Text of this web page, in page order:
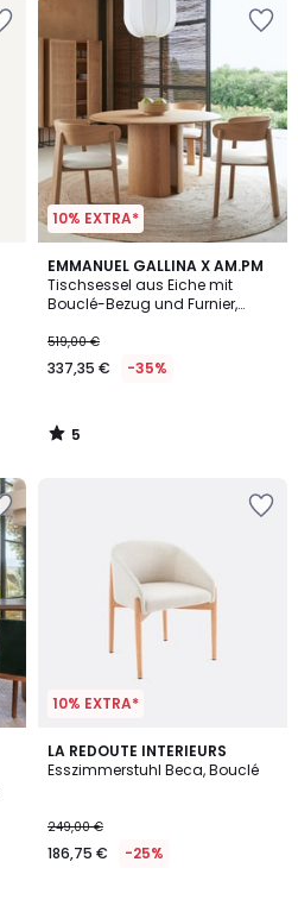
10% EXTRA*
EMMANUEL GALLINA X AM.PM
Tischsessel aus Eiche mit
Bouclé-Bezug und Furnier,
519,00 €
337,35 € -35%
5
/
5
5
/
10% EXTRA*
LA REDOUTE INTERIEURS
Esszimmerstuhl Beca, Bouclé
249,00 €
186,75 € -25%